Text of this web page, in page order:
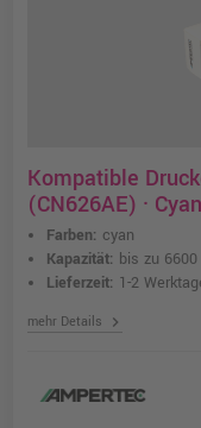
Kompatible
(CN626AE) · Cyan
Farben: cyan
Kapazität: bis zu
Lieferzeit: 1-2
mehr Details chevron_right